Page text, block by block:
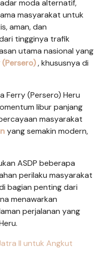
moda alternatif,
masyarakat untuk
aman, dan
tingginya trafik
utama nasional yang
(Persero), khususnya di
Ferry (Persero) Heru
libur panjang
masyarakat
yang semakin modern,
ASDP beberapa
perilaku masyarakat
bagian penting dari
menawarkan
perjalanan yang
II untuk Angkut